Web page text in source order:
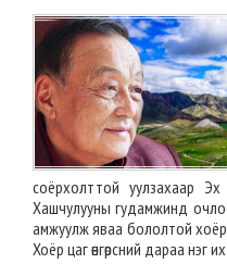
соёрхолттой уулзахаар
Хашчулууны гудамжинд
амжуулж яваа бололтой хоёр
Хоёр цаг өнгөрсний дараа нэг